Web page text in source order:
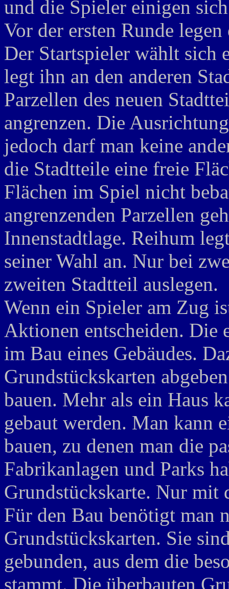
und die Spieler einigen
Vor der ersten Runde
Der Startspieler wählt sich
legt ihn an den anderen
Parzellen des neuen
angrenzen. Die
jedoch darf man keine
die Stadtteile eine freie
Flächen im Spiel nicht
angrenzenden Parzellen
Innenstadtlage. Reihum
seiner Wahl an. Nur bei
zweiten Stadtteil auslegen.
Wenn ein Spieler am Zug
Aktionen entscheiden. Die
im Bau eines Gebäudes.
Grundstückskarten
bauen. Mehr als ein Haus
gebaut werden. Man kann
bauen, zu denen man die
Fabrikanlagen und Parks
Grundstückskarte. Nur mit
Für den Bau benötigt man
Grundstückskarten. Sie
gebunden, aus dem die
stammt. Die überbauten